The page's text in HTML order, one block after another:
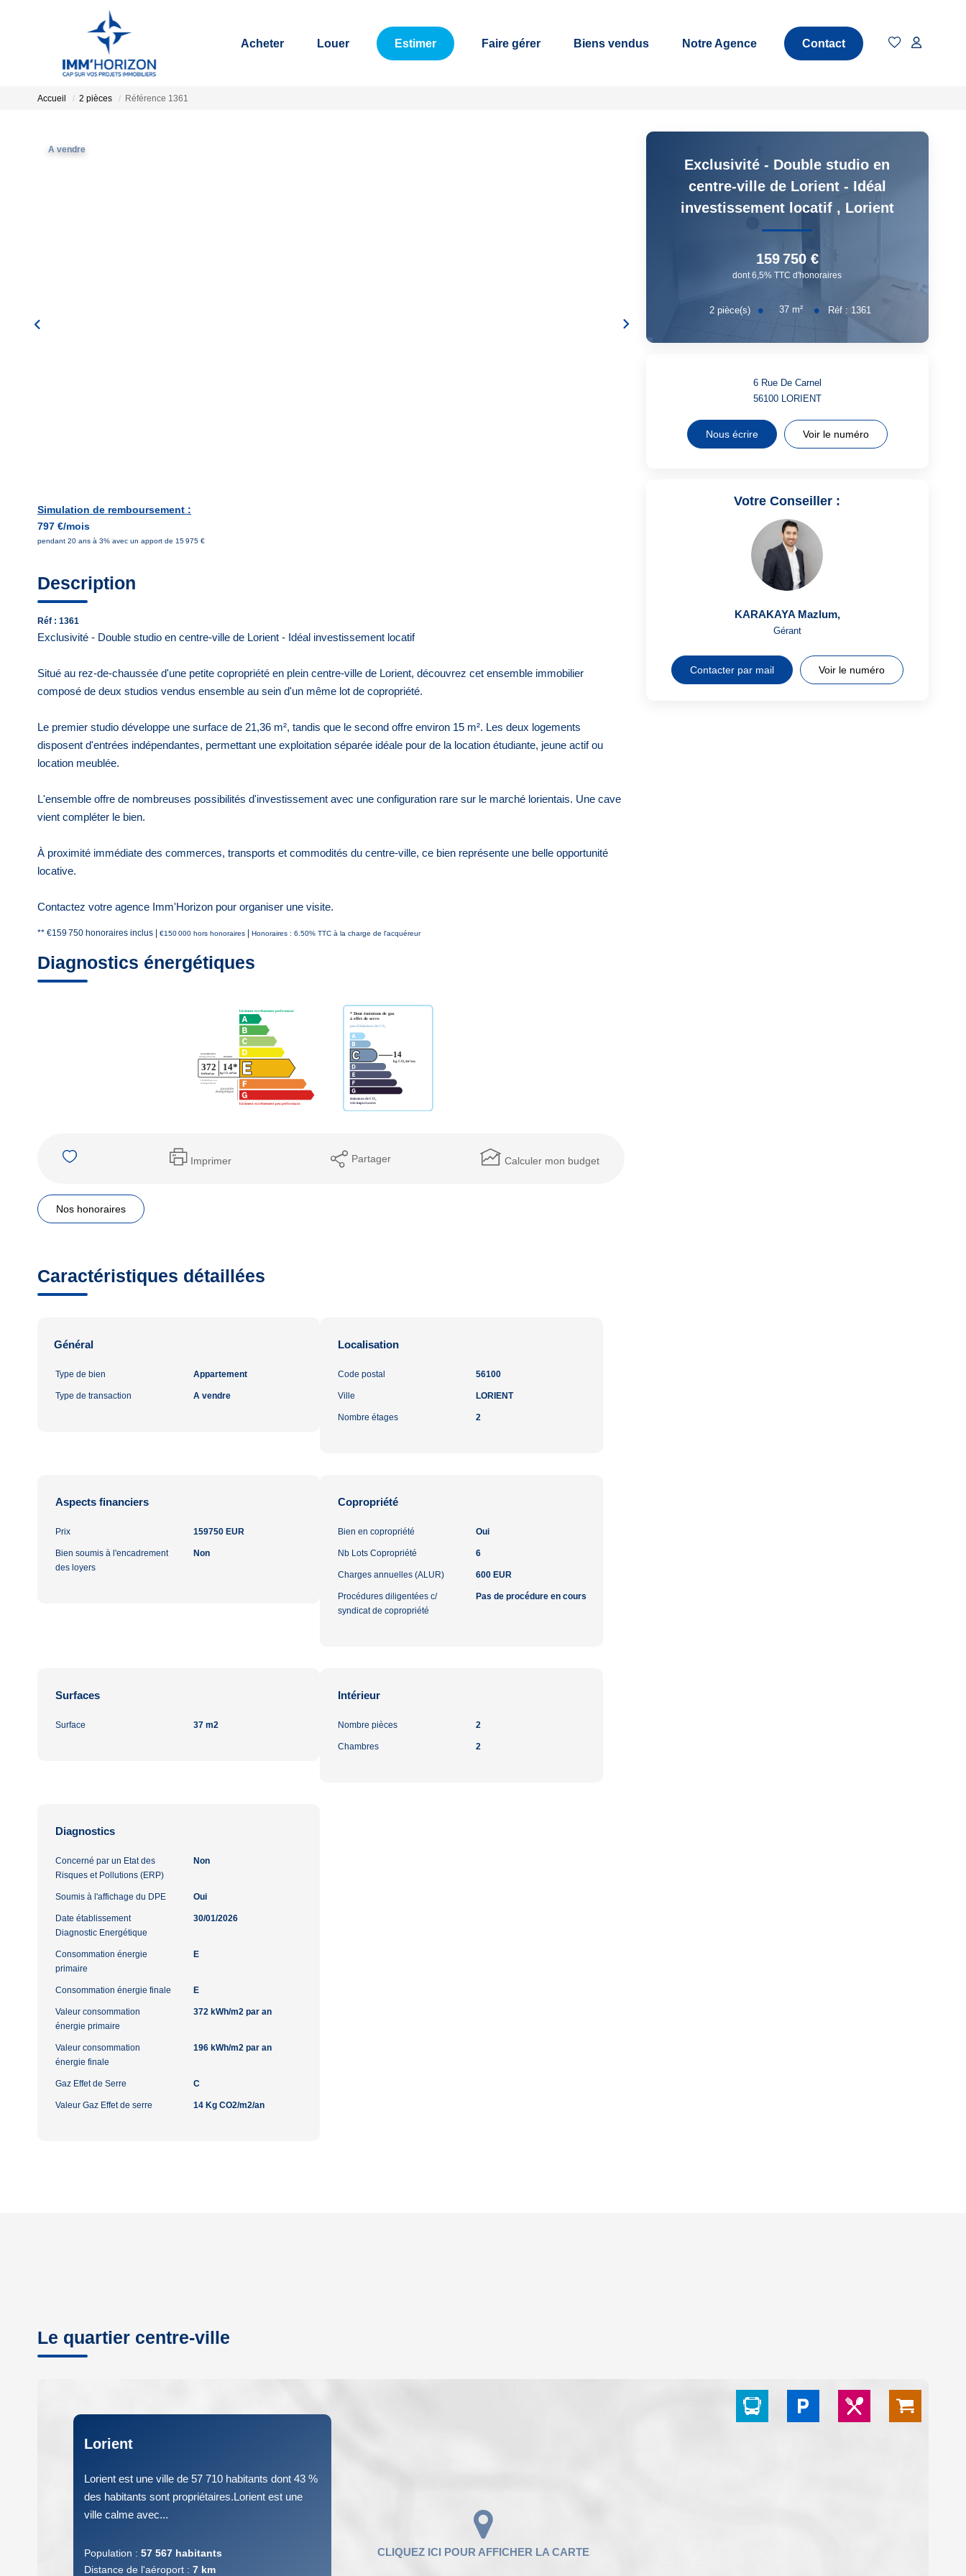
Acheter Louer Estimer Faire gérer Biens vendus Notre Agence Contact
Accueil 2 pièces Référence 1361
A vendre
Simulation de remboursement :
797 €/mois
pendant 20 ans à 3% avec un apport de 15 975 €
Description
Réf : 1361
Exclusivité - Double studio en centre-ville de Lorient - Idéal investissement locatif
Situé au rez-de-chaussée d'une petite copropriété en plein centre-ville de Lorient, découvrez cet ensemble immobilier
composé de deux studios vendus ensemble au sein d'un même lot de copropriété.
Le premier studio développe une surface de 21,36 m², tandis que le second offre environ 15 m². Les deux logements
disposent d'entrées indépendantes, permettant une exploitation séparée idéale pour de la location étudiante, jeune actif ou
location meublée.
L'ensemble offre de nombreuses possibilités d'investissement avec une configuration rare sur le marché lorientais. Une cave
vient compléter le bien.
À proximité immédiate des commerces, transports et commodités du centre-ville, ce bien représente une belle opportunité
locative.
Contactez votre agence Imm'Horizon pour organiser une visite.
** €159 750 honoraires inclus €150 000 hors honoraires Honoraires : 6.50% TTC à la charge de l'acquéreur
Diagnostics énergétiques
Imprimer Partager Calculer mon budget
Nos honoraires
Caractéristiques détaillées
Général
Type de bien Appartement
Type de transaction A vendre
Localisation
Code postal 56100
Ville LORIENT
Nombre étages 2
Aspects financiers
Prix 159750 EUR
Bien soumis à l'encadrement
des loyers
Non
Copropriété
Bien en copropriété Oui
Nb Lots Copropriété 6
Charges annuelles (ALUR) 600 EUR
Procédures diligentées c/
syndicat de copropriété
Pas de procédure en cours
Surfaces
Surface 37 m2
Intérieur
Nombre pièces 2
Chambres 2
Diagnostics
Concerné par un Etat des
Risques et Pollutions (ERP)
Non
Soumis à l'affichage du DPE Oui
Date établissement
Diagnostic Energétique
30/01/2026
Consommation énergie
primaire
E
Consommation énergie finale E
Valeur consommation
énergie primaire
372 kWh/m2 par an
Valeur consommation
énergie finale
196 kWh/m2 par an
Gaz Effet de Serre C
Valeur Gaz Effet de serre 14 Kg CO2/m2/an
Exclusivité - Double studio en
centre-ville de Lorient - Idéal
investissement locatif , Lorient
159 750 €
dont 6,5% TTC d'honoraires
2 pièce(s) 37 m² Réf : 1361
6 Rue De Carnel
56100 LORIENT
Nous écrire Voir le numéro
Votre Conseiller :
KARAKAYA Mazlum,
Gérant
Contacter par mail Voir le numéro
Le quartier centre-ville
Lorient
Lorient est une ville de 57 710 habitants dont 43 %
des habitants sont propriétaires.Lorient est une
ville calme avec...
Population : 57 567 habitants
Distance de l'aéroport : 7 km